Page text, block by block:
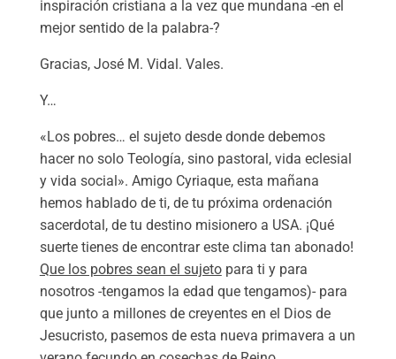
inspiración cristiana a la vez que mundana -en el
mejor sentido de la palabra-?
Gracias, José M. Vidal. Vales.
Y…
«Los pobres… el sujeto desde donde debemos
hacer no solo Teología, sino pastoral, vida eclesial
y vida social». Amigo Cyriaque, esta mañana
hemos hablado de ti, de tu próxima ordenación
sacerdotal, de tu destino misionero a USA. ¡Qué
suerte tienes de encontrar este clima tan abonado!
Que los pobres sean el sujetopara ti y para
nosotros -tengamos la edad que tengamos)- para
que junto a millones de creyentes en el Dios de
Jesucristo, pasemos de esta nueva primavera a un